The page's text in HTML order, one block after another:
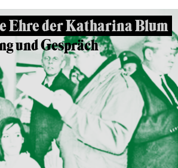
Ehre der Katharina Blum
und Gespräch